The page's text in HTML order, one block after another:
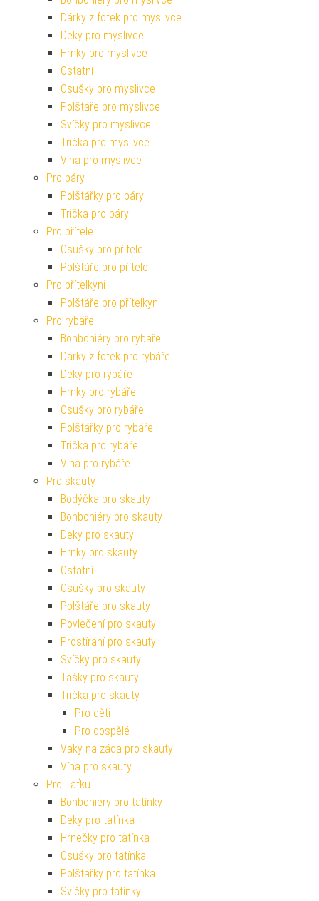
Dárky z fotek pro myslivce
Deky pro myslivce
Hrnky pro myslivce
Ostatní
Osušky pro myslivce
Polštáře pro myslivce
Svíčky pro myslivce
Trička pro myslivce
Vína pro myslivce
Pro páry
Polštářky pro páry
Trička pro páry
Pro přítele
Osušky pro přítele
Polštáře pro přítele
Pro přítelkyni
Polštáře pro přítelkyni
Pro rybáře
Bonboniéry pro rybáře
Dárky z fotek pro rybáře
Deky pro rybáře
Hrnky pro rybáře
Osušky pro rybáře
Polštářky pro rybáře
Trička pro rybáře
Vína pro rybáře
Pro skauty
Bodýčka pro skauty
Bonboniéry pro skauty
Deky pro skauty
Hrnky pro skauty
Ostatní
Osušky pro skauty
Polštáře pro skauty
Povlečení pro skauty
Prostírání pro skauty
Svíčky pro skauty
Tašky pro skauty
Trička pro skauty
Pro děti
Pro dospělé
Vaky na záda pro skauty
Vína pro skauty
Pro Taťku
Bonboniéry pro tatínky
Deky pro tatínka
Hrnečky pro tatínka
Osušky pro tatínka
Polštářky pro tatínka
Svíčky pro tatínky